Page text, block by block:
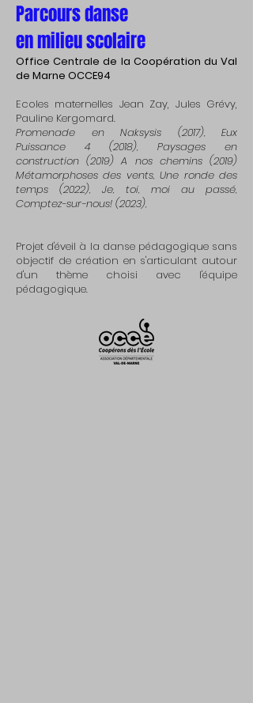
Parcours danse
en milieu scolaire
Office Centrale de la Coopération du Val
de Marne OCCE94
Ecoles maternelles Jean Zay, Jules Grévy,
Pauline Kergomard.
Promenade en Naksysis (2017), Eux
Puissance 4 (2018), Paysages en
construction (2019) A nos chemins (2019)
Métamorphoses des vents, Une ronde des
temps (2022), Je, toi, moi au passé,
Comptez-sur-nous! (2023),
Projet d'éveil à la dansepédagogique sans
objectif de création en s'articulant autour
d'un thème choisi avec l'équipe
pédagogique.